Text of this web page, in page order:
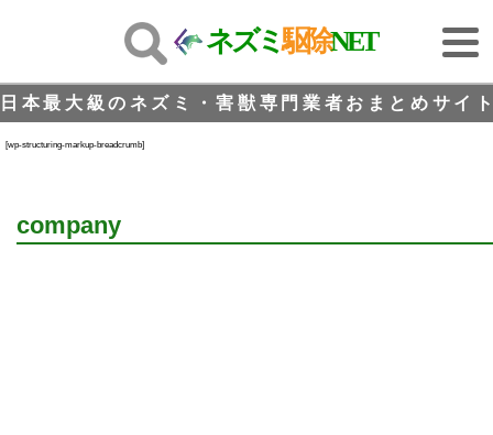
ネズミ駆除NET
日本最大級のネズミ・害獣専門業者おまとめサイト
[wp-structuring-markup-breadcrumb]
company